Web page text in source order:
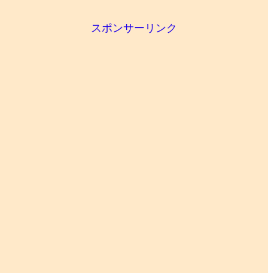
スポンサーリンク